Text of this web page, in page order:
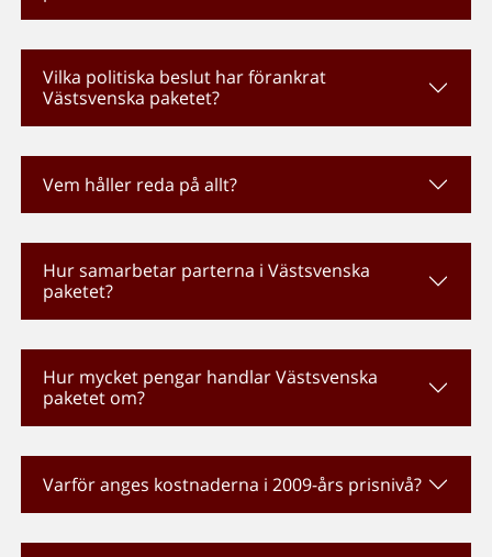
Vilka politiska beslut har förankrat
Västsvenska paketet?
Vem håller reda på allt?
Hur samarbetar parterna i Västsvenska
paketet?
Hur mycket pengar handlar Västsvenska
paketet om?
Varför anges kostnaderna i 2009-års prisnivå?